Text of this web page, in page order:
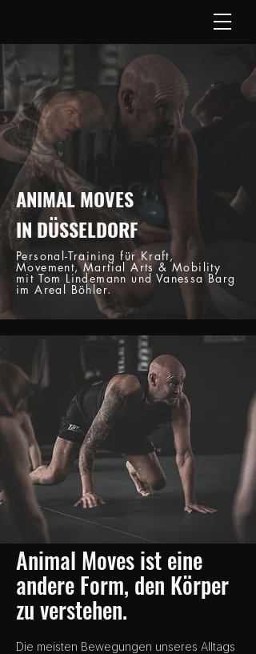
ANIMAL MOVES
IN DÜSSELDORF
Personal-Training für Kraft,
Movement, Martial Arts & Mobility
mit Tom Lindemann und Vanessa Barg
im Areal Böhler.
Animal Moves ist eine
andere Form, den Körper
zu verstehen.
Die meisten Bewegungen unseres Alltags